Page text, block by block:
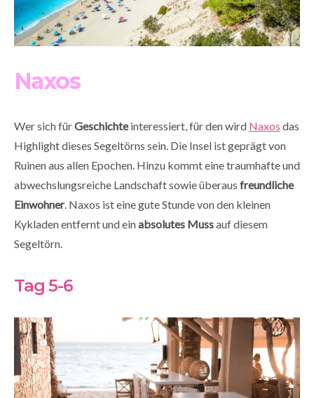
Naxos
Wer sich fürGeschichteinteressiert, für den wird Naxos das
Highlight dieses Segeltörns sein. Die Insel ist geprägt von
Ruinen aus allen Epochen. Hinzu kommt eine traumhafte und
abwechslungsreiche Landschaft sowie überaus freundliche
Einwohner. Naxos ist eine gute Stunde von den kleinen
Kykladen entfernt und einabsolutes Mussauf diesem
Segeltörn.
Tag 5-6